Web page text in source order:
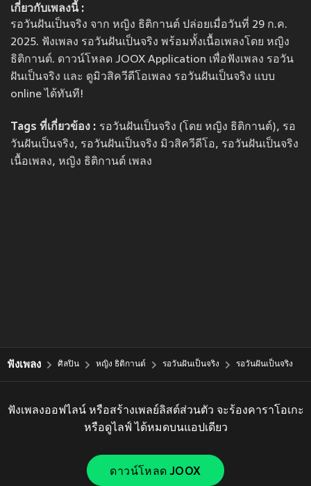
เกี่ยวกับเพลงนี้ :
รอวันฝันเป็นจริง จาก หญิง ธิติกานต์ ปล่อยเมื่อวันที่ 29 ก.ค.
2025. ฟังเพลง รอวันฝันเป็นจริง พร้อมทั้งเนื้อเพลงโดย หญิง
ธิติกานต์. ดาวน์โหลด JOOX Application เพื่อฟังเพลง รอวัน
ฝันเป็นจริง และ ดูมิวสิควีดีโอเพลง รอวันฝันเป็นจริง แบบ
online ได้ทันที!
Tags ที่เกี่ยวข้อง : รอวันฝันเป็นจริง (โดย หญิง ธิติกานต์), รอ
วันฝันเป็นจริง, รอวันฝันเป็นจริง มิวสิควีดีโอ, รอวันฝันเป็นจริง
เนื้อเพลง, หญิง ธิติกานต์ เพลง
ฟังเพลง ศิลปิน หญิง ธิติกานต์ รอวันฝันเป็นจริง รอวันฝันเป็นจริง
ฟังเพลงออฟไลน์ หรือสร้างเพลย์ลิสต์ส่วนตัว จะร้องคาราโอเกะ
หรือดูไลฟ์ ได้หมดบนแอปเดียว
ดาวน์โหลด JOOX